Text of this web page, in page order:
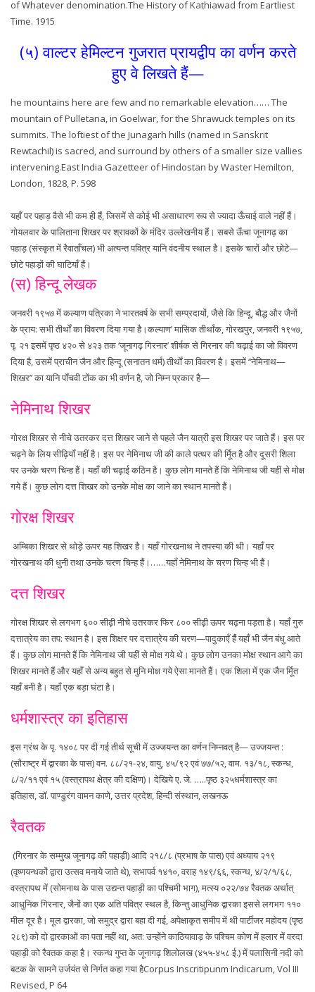
of Whatever denomination.The History of Kathiawad from Eartliest
Time. 1915
(५) वाल्टर हेमिल्टन गुजरात प्रायद्वीप का वर्णन करते
हुए वे लिखते हैं—
he mountains here are few and no remarkable elevation…… The
mountain of Pulletana, in Goelwar, for the Shrawuck temples on its
summits. The loftiest of the Junagarh hills (named in Sanskrit
Rewtachil) is sacred, and surround by others of a smaller size vallies
intervening.East India Gazetteer of Hindostan by Waster Hemilton,
London, 1828, P. 598
यहाँ पर पहाड़ वैसे भी कम ही हैं, जिसमें से कोई भी असाधारण रूप से ज्यादा ऊँचाई वाले नहीं हैं।
गोयलवार के पालिताना शिखर पर श्रावकों के मंदिर उल्लेखनीय हैं। सबसे ऊँचा जूनागढ़ का
पहाड़ (संस्कृत में रैवाताँचल) भी अत्यन्त पवित्र यानि वंदनीय स्थाल है। इसके चारों और छोटे—
छोटे पहाड़ों की घाटियाँ हैं।
(स) हिन्दू लेखक
जनवरी १९५७ में कल्याण पत्रिका ने भारतवर्ष के सभी सम्प्रदायों, जैसे कि हिन्दू, बौद्ध और जैनों
के प्राय: सभी तीर्थों का विवरण दिया गया है।कल्याण’ मासिक तीर्थांक, गोरखपुर, जनवरी १९५७,
पृ. २१ इसमें पृष्ठ ४२० से ४२३ तक ‘जूनागढ़ गिरनार’ शीर्षक से गिरनार की चढ़ाई का जो विवरण
दिया है, उसमें प्राचीन जैन और हिन्दू (सनातन धर्म) तीर्थों का विवरण है। इसमें ‘‘नेमिनाथ—
शिखर’’ का यानि पाँचवी टोंक का भी वर्णन है, जो निम्न प्रकार है—
नेमिनाथ शिखर
गोरक्ष शिखर से नीचे उतरकर दत्त शिखर जाने से पहले जैन यात्री इस शिखर पर जाते हैं। इस पर
चढ़ने के लिय सीढ़ियाँ नहीं है। इस पर नेमिनाथ जी की काले पत्थर की र्मूित है और दूसरी शिला
पर उनके चरण चिन्ह हैं। यहाँ की चढ़ाई कठिन है। कुछ लोग मानते हैं कि नेमिनाथ जी यहीं से मोक्ष
गये हैं। कुछ लोग दत्त शिखर को उनके मोक्ष का जाने का स्थान मानते हैं।
गोरक्ष शिखर
अम्बिका शिखर से थोड़े ऊपर यह शिखर है। यहाँ गोरखनाथ ने तपस्या की थी। यहाँ पर
गोरखनाथ की धुनी तथा उनके चरण चिन्ह हैं।……यहाँ नेमिनाथ के चरण चिन्ह भी हैं।
दत्त शिखर
गोरक्ष शिखर से लगभग ६०० सीढ़ी नीचे उतरकर फिर ८०० सीढ़ी ऊपर चढ़ना पड़ता है। यहाँ गुरु
दत्तात्रेय का तप: स्थान है। इस शिक्षर पर दत्तात्रेय की चरण—पादुकाएँ हैंं यहाँ भी जैन बंधु आते
हैं। कुछ लोग मानते हैं कि नेमिनाथ जी यहीं से मोक्ष गये थे। कुछ लोग उनका मोक्ष स्थान आगे का
शिखर मानते हैं और यहाँ से अन्य बहुत से मुनि मोक्ष गये ऐसा मानते हैं। एक शिला में एक जैन र्मूित
यहाँ बनी है। यहाँ एक बड़ा घंटा है।
धर्मशास्त्र का इतिहास
इस ग्रंथ के पृ. १४०८ पर दी गई तीर्थ सूची में उज्जयन्त का वर्णन निम्नवत् है— उज्जयन्त :
(सौराष्ट्र में द्वारका के पास) वन. ८८/२१-२४, वायु, ४५/९२ एवं ७७/५२, वाम. १३/१८, स्कन्ध,
८/२/११ एवं १५ (वस्त्रापथ क्षेत्र की दक्षिण)। देखिये ए. जे. …..पृष्ठ ३२५धर्मशास्त्र का
इतिहास, डॉ. पाण्डुरंग वामन काणे, उत्तर प्रदेश, हिन्दी संस्थान, लखनऊ
रैवतक
(गिरनार के सम्मुख जूनागढ़ की पहाड़ी) आदि २१८/८ (प्रभाष के पास) एवं अध्याय २१९
(वृष्णयन्धकों द्वारा उत्सव मनाये जाते थे), सभापर्व १४१०, वराह १४९/६६, स्कन्ध, ४/२/१/६८,
वस्त्रापथ में (सोमनाथ के पास उद्यन्त पहाड़ी का पश्चिमी भाग), मत्स्य ०२२/७४ रैवतक अर्थात्
आधुनिक गिरनार, जैनों का एक अति पवित्र स्थल है, किन्तु आधुनिक द्वारका इससे लगभग ११०
मील दूर है। मूल द्वारका, जो समुद्र द्वारा बहा दी गई, अपेक्षाकृत समीप में थी पार्टीजर महोदय (पृष्ठ
२८९) को दो द्वारकाओं का पता नहीं था, अत: उन्होंने काठियावाड़ के पश्चिम कोण में हलार में वरदा
पहाड़ी को रैवतक कहा है। स्कन्ध गुप्त के जूनागढ़ शिलोलख (४५५-४५८ ई.) में पलासिनी नदी को
बटक के सामने उर्जयंत से निर्गत कहा गया हैCorpus Inscritipunm Indicarum, Vol III
Revised, P 64